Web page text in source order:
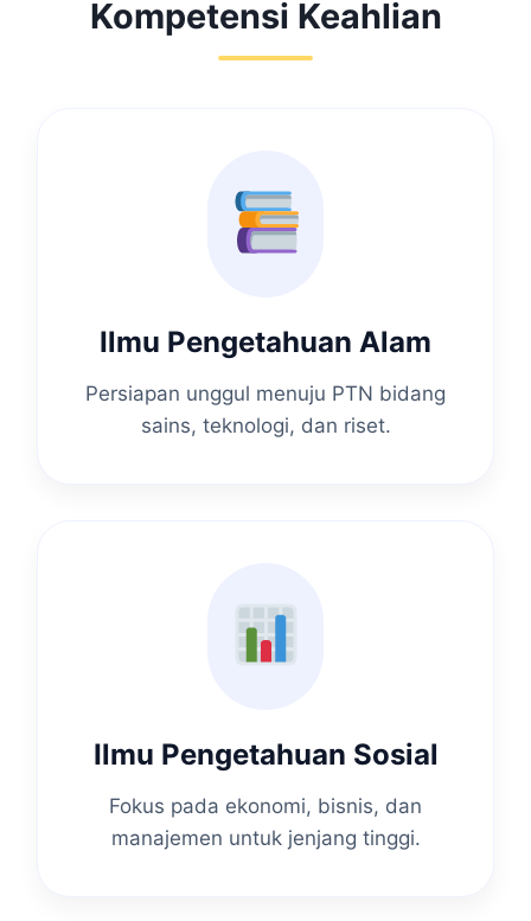
Kompetensi Keahlian
Ilmu Pengetahuan Alam
Persiapan unggul menuju PTN bidang
sains, teknologi, dan riset.
Ilmu Pengetahuan Sosial
Fokus pada ekonomi, bisnis, dan
manajemen untuk jenjang tinggi.